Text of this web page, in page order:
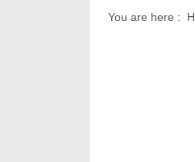
You are here :